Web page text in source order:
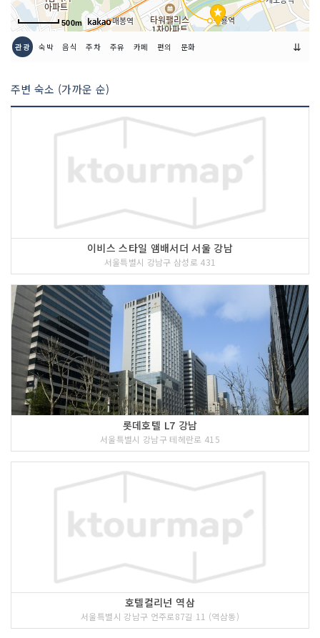
500m
관광 숙박 음식 주차 주유 카페 편의 문화 ⇊
주변 숙소 (가까운 순)
이비스 스타일 앰배서더 서울 강남
서울특별시 강남구 삼성로 431
롯데호텔 L7 강남
서울특별시 강남구 테헤란로 415
호텔컬리넌 역삼
서울특별시 강남구 언주로87길 11 (역삼동)